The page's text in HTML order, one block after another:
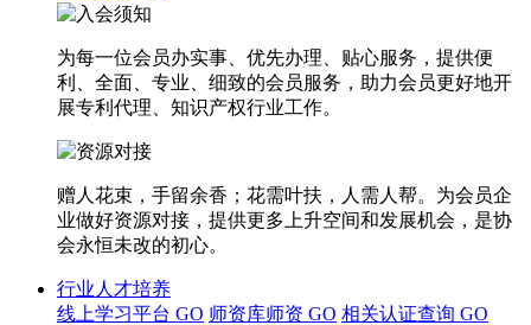
为每一位会员办实事、优先办理、贴心服务，提供便
利、全面、专业、细致的会员服务，助力会员更好地开
展专利代理、知识产权行业工作。
赠人花束，手留余香；花需叶扶，人需人帮。为会员企
业做好资源对接，提供更多上升空间和发展机会，是协
会永恒未改的初心。
行业人才培养
线上学习平台 GO 师资库师资 GO 相关认证查询 GO